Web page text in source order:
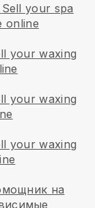
Sell your spa
online
your waxing
your waxing
your waxing
на